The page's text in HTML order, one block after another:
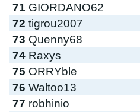
71 GIORDANO62
72 tigrou2007
73 Quenny68
74 Raxys
75 ORRYble
76 Waltoo13
77 robhinio